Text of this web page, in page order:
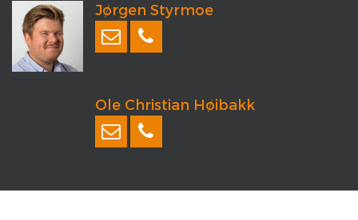
Jørgen Styrmoe
Ole Christian Høibakk